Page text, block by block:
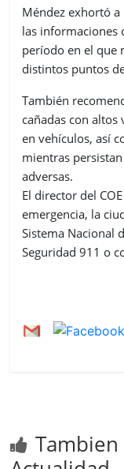
Méndez exhortó
las informaciones
período en el que
distintos puntos
También
cañadas con
en vehículos, así
mientras
adversas.
El director del
emergencia, la
Sistema Nacional
Seguridad 911 o